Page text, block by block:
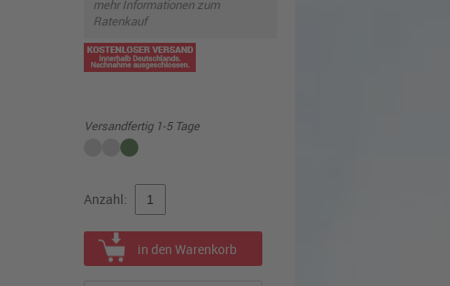
mehr Informationen zum
Ratenkauf
Versandfertig 1-5 Tage
Anzahl:
in den Warenkorb